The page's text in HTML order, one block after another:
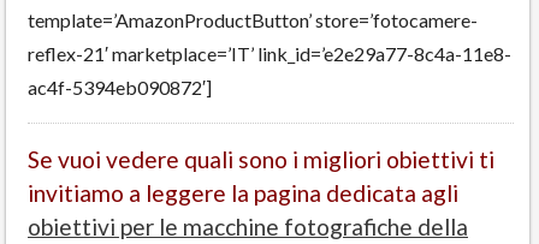
template=’AmazonProductButton’ store=’fotocamere-
reflex-21′ marketplace=’IT’ link_id=’e2e29a77-8c4a-11e8-
ac4f-5394eb090872′]
Se vuoi vedere quali sono i migliori obiettivi ti
invitiamo a leggere la pagina dedicata agli
obiettivi per le macchine fotografiche della